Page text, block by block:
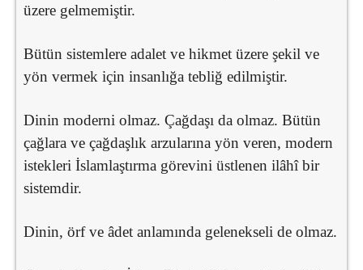
üzere gelmemiştir.
Bütün sistemlere adalet ve hikmet üzere şekil ve
yön vermek için insanlığa tebliğ edilmiştir.
Dinin moderni olmaz. Çağdaşı da olmaz. Bütün
çağlara ve çağdaşlık arzularına yön veren, modern
istekleri İslamlaştırma görevini üstlenen ilâhî bir
sistemdir.
Dinin, örf ve âdet anlamında gelenekseli de olmaz.